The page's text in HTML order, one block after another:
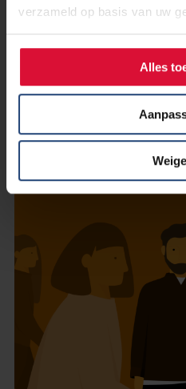
verzameld op basis van uw
Alles
9 maart 2021
Een vast
aanspreekpunt
met longkanker
Lees verder